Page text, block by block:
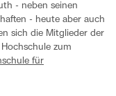
- neben seinen
- heute aber auch
sich die Mitglieder der
zum
für